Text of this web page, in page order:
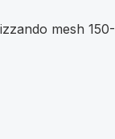
mesh